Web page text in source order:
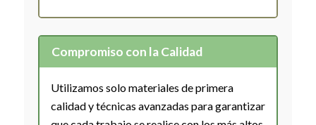
Compromiso con la Calidad
Utilizamos solo materiales de primera
calidad y técnicas avanzadas para garantizar